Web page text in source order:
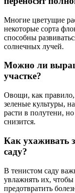
Многие цветущие
некоторые сорта
способны
солнечных лучей.
Можно ли
участке?
Овощи, как правило,
зеленые культуры,
расти в полутени,
снизится.
Как ухаживать
саду?
В тенистом саду
увлажнять их,
предотвратить